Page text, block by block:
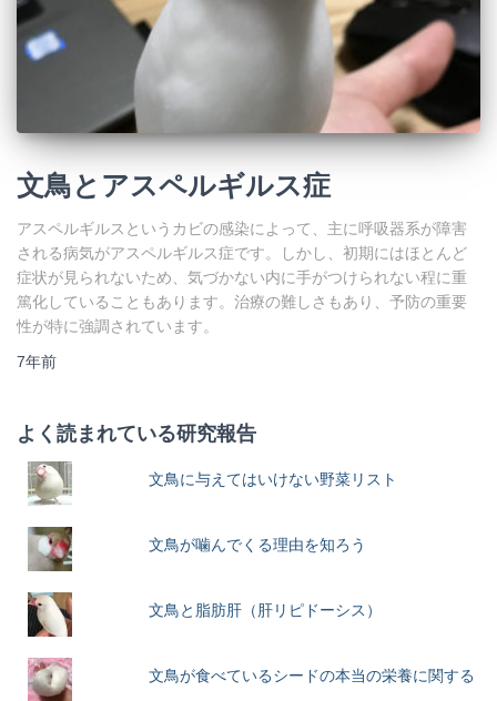
文鳥とアスペルギルス症
アスペルギルスというカビの感染によって、主に呼吸器系が障害
される病気がアスペルギルス症です。しかし、初期にはほとんど
症状が見られないため、気づかない内に手がつけられない程に重
篤化していることもあります。治療の難しさもあり、予防の重要
性が特に強調されています。
7年前
よく読まれている研究報告
文鳥に与えてはいけない野菜リスト
文鳥が噛んでくる理由を知ろう
文鳥と脂肪肝（肝リピドーシス）
文鳥が食べているシードの本当の栄養に関する